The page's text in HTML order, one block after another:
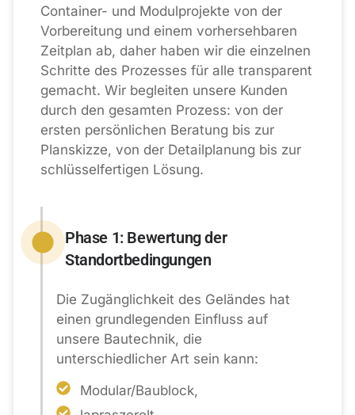
Container- und Modulprojekte von der
Vorbereitung und einem vorhersehbaren
Zeitplan ab, daher haben wir die einzelnen
Schritte des Prozesses für alle transparent
gemacht. Wir begleiten unsere Kunden
durch den gesamten Prozess: von der
ersten persönlichen Beratung bis zur
Planskizze, von der Detailplanung bis zur
schlüsselfertigen Lösung.
Phase 1: Bewertung der
Standortbedingungen
Die Zugänglichkeit des Geländes hat
einen grundlegenden Einfluss auf
unsere Bautechnik, die
unterschiedlicher Art sein kann:
Modular/Baublock,